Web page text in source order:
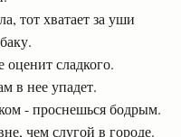
тот хватает за уши
оценит сладкого.
в нее упадет.
- проснешься бодрым.
чем слугой в городе.